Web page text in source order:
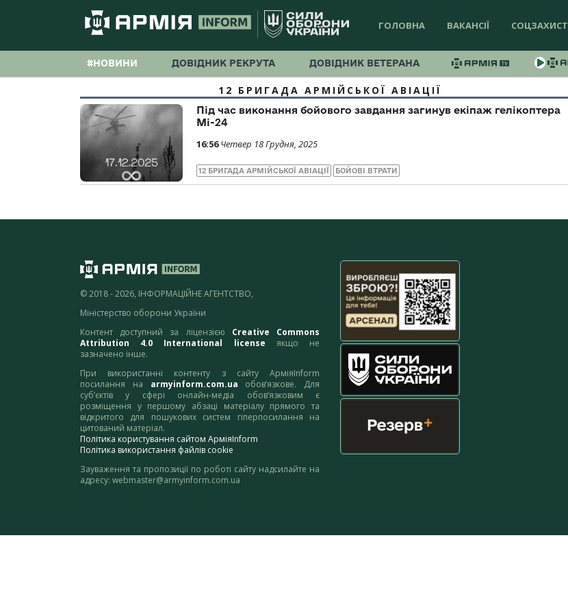
ГОЛОВНА ВАКАНСІЇ СОЦЗАХИСТ
#НОВИНИ ДОВІДНИК РЕКРУТА ДОВІДНИК ВЕТЕРАНА
12 БРИГАДА АРМІЙСЬКОЇ АВІАЦІЇ
Під час виконання бойового завдання загинув екіпаж гелікоптера
Мі-24
16:56 Четвер 18 Грудня, 2025
12 БРИГАДА АРМІЙСЬКОЇ АВІАЦІЇ БОЙОВІ ВТРАТИ
© 2018 - 2026, ІНФОРМАЦІЙНЕ АГЕНТСТВО,
Міністерство оборони України
Контент доступний за ліцензією Creative Commons
Attribution 4.0 International license якщо не
зазначено інше.
При використанні контенту з сайту АрміяInform
посилання на armyinform.com.ua обов’язкове. Для
суб’єктів у сфері онлайн-медіа обов’язковим є
розміщення у першому абзаці матеріалу прямого та
відкритого для пошукових систем гіперпосилання на
цитований матеріал.
Політика користування сайтом АрміяInform
Політика використання файлів cookie
Зауваження та пропозиції по роботі сайту надсилайте на
адресу: webmaster@armyinform.com.ua